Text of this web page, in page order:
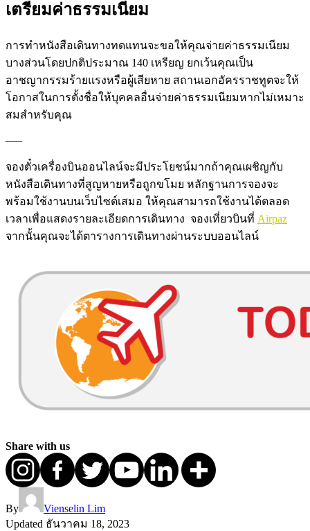
เตรียมค่าธรรมเนียม
การทำหนังสือเดินทางทดแทนจะขอให้คุณจ่ายค่าธรรมเนียม
บางส่วนโดยปกติประมาณ 140 เหรียญ ยกเว้นคุณเป็น
อาชญากรรมร้ายแรงหรือผู้เสียหาย สถานเอกอัครราชทูตจะให้
โอกาสในการตั้งชื่อให้บุคคลอื่นจ่ายค่าธรรมเนียมหากไม่เหมาะ
สมสำหรับคุณ
—–
จองตั๋วเครื่องบินออนไลน์จะมีประโยชน์มากถ้าคุณเผชิญกับ
หนังสือเดินทางที่สูญหายหรือถูกขโมย หลักฐานการจองจะ
พร้อมใช้งานบนเว็บไซต์เสมอ ให้คุณสามารถใช้งานได้ตลอด
เวลาเพื่อแสดงรายละเอียดการเดินทาง จองเที่ยวบินที่ Airpaz
จากนั้นคุณจะได้ตารางการเดินทางผ่านระบบออนไลน์
Share with us
By
Vienselin Lim
Updated ธันวาคม 18, 2023